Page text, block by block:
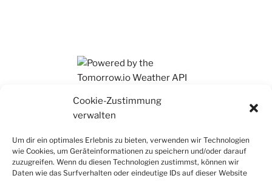
Cookie-Zustimmung
verwalten
Um dir ein optimales Erlebnis zu bieten, verwenden wir Technologien
wie Cookies, um Geräteinformationen zu speichern und/oder darauf
zuzugreifen. Wenn du diesen Technologien zustimmst, können wir
Daten wie das Surfverhalten oder eindeutige IDs auf dieser Website